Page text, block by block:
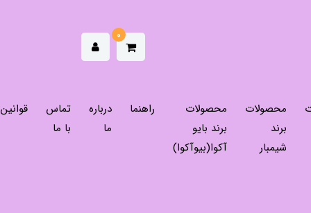
0
محصولات
برند
شیمبار
محصولات
برند بایو
آکوا(بیوآکوا)
راهنما
درباره
ما
تماس
با ما
قوانین